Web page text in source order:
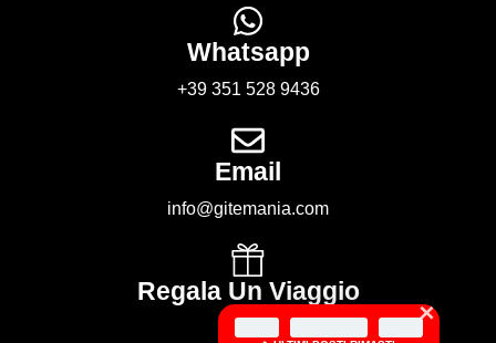
Whatsapp
+39 351 528 9436
Email
info@gitemania.com
Regala Un Viaggio
×